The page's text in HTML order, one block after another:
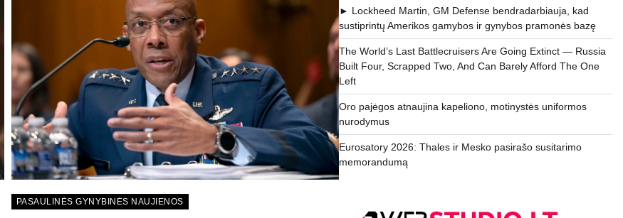
PASAULINĖS GYNYBINĖS NAUJIENOS
► Lockheed Martin, GM Defense bendradarbiauja, kad
sustiprintų Amerikos gamybos ir gynybos pramonės bazę
The World’s Last Battlecruisers Are Going Extinct — Russia
Built Four, Scrapped Two, And Can Barely Afford The One
Left
Oro pajėgos atnaujina kapeliono, motinystės uniformos
nurodymus
Eurosatory 2026: Thales ir Mesko pasirašo susitarimo
memorandumą